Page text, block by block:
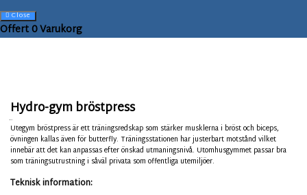
Close
Offert0Varukorg
Hydro-gym bröstpress
Utegym bröstpress är ett träningsredskap som stärker musklerna i bröst och biceps,
övningen kallas även för butterfly. Träningsstationen har justerbart motstånd vilket
innebär att det kan anpassas efter önskad utmaningsnivå. Utomhusgymmet passar bra
som träningsutrustning i såväl privata som offentliga utemiljöer.
Teknisk information: